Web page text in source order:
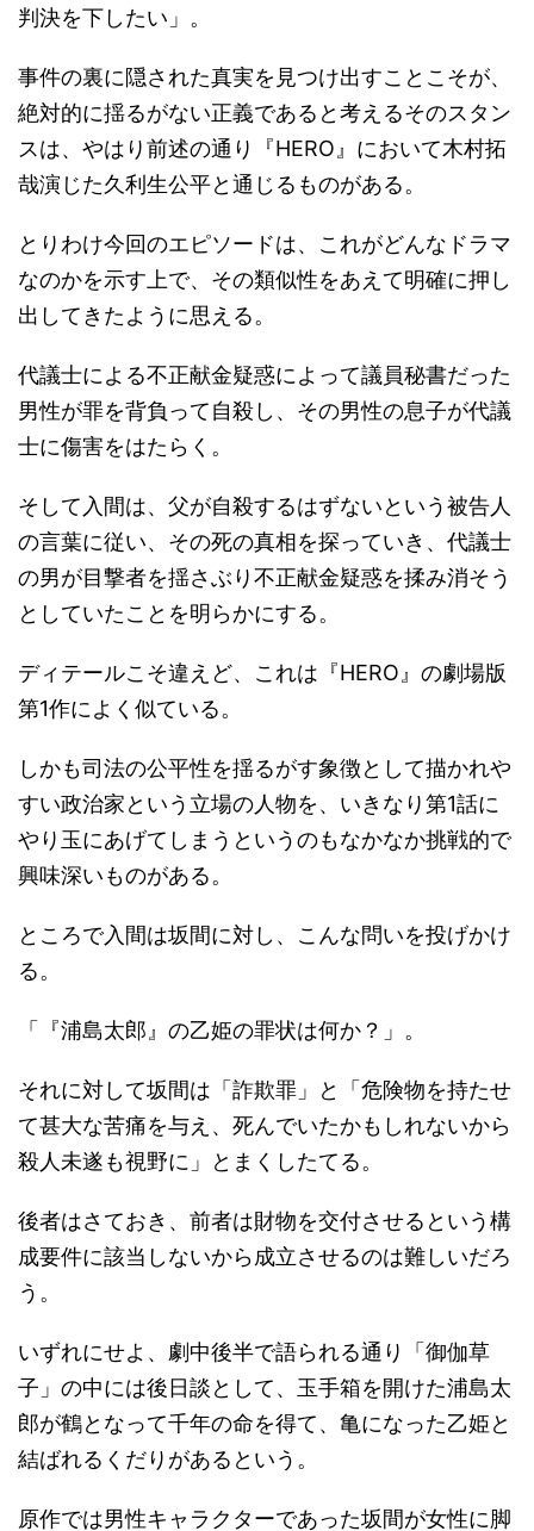
判決を下したい」。
事件の裏に隠された真実を見つけ出すことこそが、
絶対的に揺るがない正義であると考えるそのスタン
スは、やはり前述の通り『HERO』において木村拓
哉演じた久利生公平と通じるものがある。
とりわけ今回のエピソードは、これがどんなドラマ
なのかを示す上で、その類似性をあえて明確に押し
出してきたように思える。
代議士による不正献金疑惑によって議員秘書だった
男性が罪を背負って自殺し、その男性の息子が代議
士に傷害をはたらく。
そして入間は、父が自殺するはずないという被告人
の言葉に従い、その死の真相を探っていき、代議士
の男が目撃者を揺さぶり不正献金疑惑を揉み消そう
としていたことを明らかにする。
ディテールこそ違えど、これは『HERO』の劇場版
第1作によく似ている。
しかも司法の公平性を揺るがす象徴として描かれや
すい政治家という立場の人物を、いきなり第1話に
やり玉にあげてしまうというのもなかなか挑戦的で
興味深いものがある。
ところで入間は坂間に対し、こんな問いを投げかけ
る。
「『浦島太郎』の乙姫の罪状は何か？」。
それに対して坂間は「詐欺罪」と「危険物を持たせ
て甚大な苦痛を与え、死んでいたかもしれないから
殺人未遂も視野に」とまくしたてる。
後者はさておき、前者は財物を交付させるという構
成要件に該当しないから成立させるのは難しいだろ
う。
いずれにせよ、劇中後半で語られる通り「御伽草
子」の中には後日談として、玉手箱を開けた浦島太
郎が鶴となって千年の命を得て、亀になった乙姫と
結ばれるくだりがあるという。
原作では男性キャラクターであった坂間が女性に脚